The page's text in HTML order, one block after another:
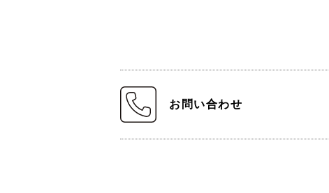
お問い合わせ